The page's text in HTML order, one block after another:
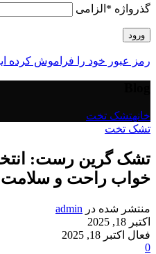
گذرواژه * الزامی
ورود
رمز عبور خود را فراموش کرده
خانهتشک تخت
تشک تخت
تشک گرین رست:
خواب راحت و سلامت
منتشر شده در admin
اکتبر 18, 2025
فعال اکتبر 18, 2025
0